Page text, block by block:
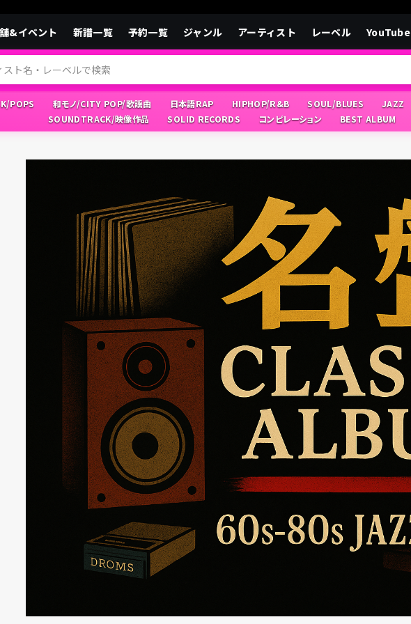
&イベント 新譜一覧 予約一覧 ジャンル アーティスト レーベル YouTube
POPS 和モノ/CITY POP/歌謡曲 日本語RAP HIPHOP/R&B SOUL/BLUES JAZZ
SOUNDTRACK/映像作品
SOLID RECORDS コンピレーション BEST ALBUM